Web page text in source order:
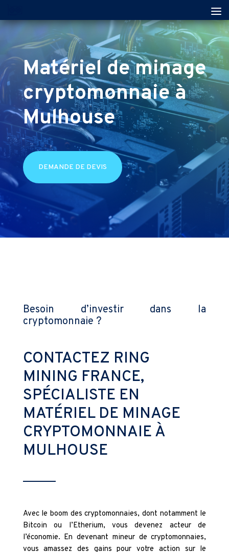
Matériel de minage
cryptomonnaie à
Mulhouse
DEMANDE DE DEVIS
Besoin d’investir dans la
cryptomonnaie ?
CONTACTEZ RING
MINING FRANCE,
SPÉCIALISTE EN
MATÉRIEL DE MINAGE
CRYPTOMONNAIE À
MULHOUSE
Avec le boom des cryptomonnaies, dont notamment le
Bitcoin ou l’Etherium, vous devenez acteur de
l’économie. En devenant mineur de cryptomonnaies,
vous amassez des gains pour votre action sur le